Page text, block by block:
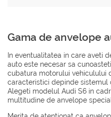
Gama de anvelope
In eventualitatea in care aveti
auto este necesar sa
cubatura motorului vehiculului
caracteristici depinde sistemul
Alegeti modelul Audi S6 in
multitudine de anvelope